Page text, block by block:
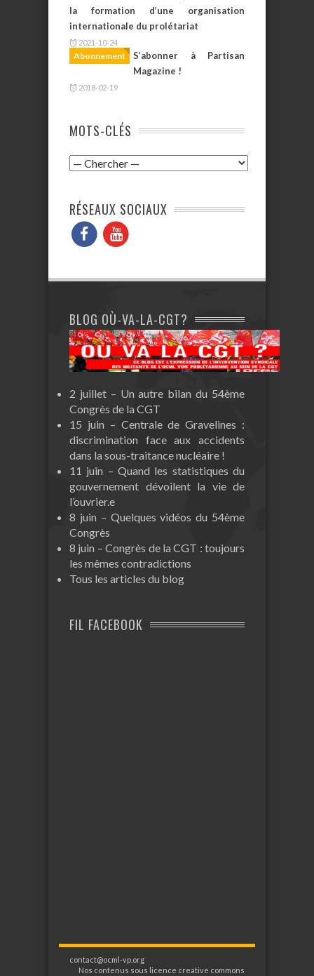
la formation d’une organisation
internationale du prolétariat
2021-10-24
Abonnement
S’abonner à Partisan
Magazine !
2018-02-19
MOTS-CLÉS
RÉSEAUX SOCIAUX
BLOG OÙ-VA-LA-CGT?
2 juillet – Un autre bilan du 54ème
Congrès de la CGT
15 juin – Centrale de Gravelines :
discrimination face aux accidents
dans la sous-traitance nucléaire !
11 juin – Quand les statistiques du
gouvernement dévoilent la vie de
l’ouvrier.e
8 juin – Quelques vidéos du 54ème
Congrès
8 juin – Congrès de la CGT : toujours
les mêmes contradictions
Tous les articles du blog
FIL FACEBOOK
contact@ocml-vp.org
Nos contenus sous licence creative commons